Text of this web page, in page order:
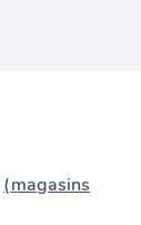
(magasins